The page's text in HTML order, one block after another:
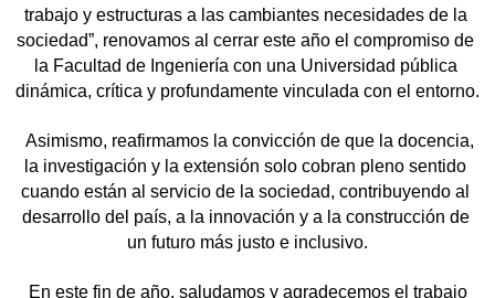
trabajo y estructuras a las cambiantes necesidades de la
sociedad”, renovamos al cerrar este año el compromiso de
la Facultad de Ingeniería con una Universidad pública
dinámica, crítica y profundamente vinculada con el entorno.
Asimismo, reafirmamos la convicción de que la docencia,
la investigación y la extensión solo cobran pleno sentido
cuando están al servicio de la sociedad, contribuyendo al
desarrollo del país, a la innovación y a la construcción de
un futuro más justo e inclusivo.